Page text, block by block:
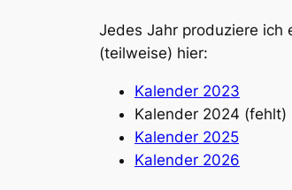
Jedes Jahr produziere ich
(teilweise) hier:
Kalender 2023
Kalender 2024 (fehlt)
Kalender 2025
Kalender 2026